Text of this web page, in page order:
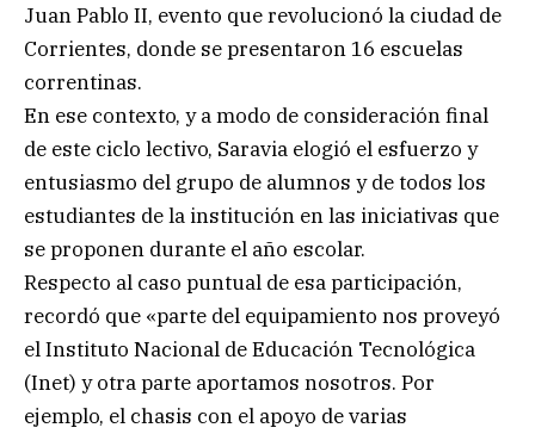
Juan Pablo II, evento que revolucionó la ciudad de
Corrientes, donde se presentaron 16 escuelas
correntinas.
En ese contexto, y a modo de consideración final
de este ciclo lectivo, Saravia elogió el esfuerzo y
entusiasmo del grupo de alumnos y de todos los
estudiantes de la institución en las iniciativas que
se proponen durante el año escolar.
Respecto al caso puntual de esa participación,
recordó que «parte del equipamiento nos proveyó
el Instituto Nacional de Educación Tecnológica
(Inet) y otra parte aportamos nosotros. Por
ejemplo, el chasis con el apoyo de varias